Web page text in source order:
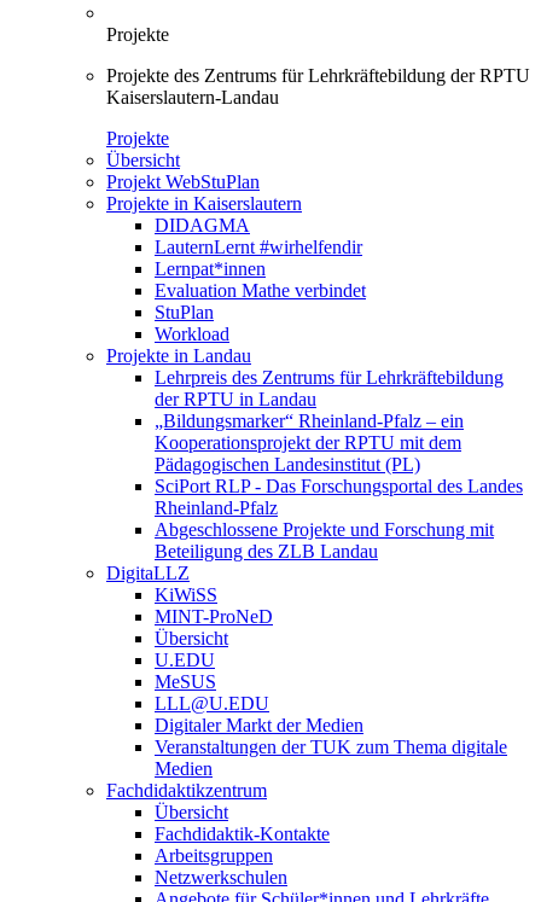
Projekte
Projekte des Zentrums für Lehrkräftebildung der RPTU
Kaiserslautern-Landau
Projekte
Übersicht
Projekt WebStuPlan
Projekte in Kaiserslautern
DIDAGMA
LauternLernt #wirhelfendir
Lernpat*innen
Evaluation Mathe verbindet
StuPlan
Workload
Projekte in Landau
Lehrpreis des Zentrums für Lehrkräftebildung
der RPTU in Landau
„Bildungsmarker“ Rheinland-Pfalz – ein
Kooperationsprojekt der RPTU mit dem
Pädagogischen Landesinstitut (PL)
SciPort RLP - Das Forschungsportal des Landes
Rheinland-Pfalz
Abgeschlossene Projekte und Forschung mit
Beteiligung des ZLB Landau
DigitaLLZ
KiWiSS
MINT-ProNeD
Übersicht
U.EDU
MeSUS
LLL@U.EDU
Digitaler Markt der Medien
Veranstaltungen der TUK zum Thema digitale
Medien
Fachdidaktikzentrum
Übersicht
Fachdidaktik-Kontakte
Arbeitsgruppen
Netzwerkschulen